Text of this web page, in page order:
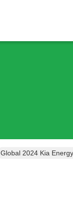
Global 2024 Kia